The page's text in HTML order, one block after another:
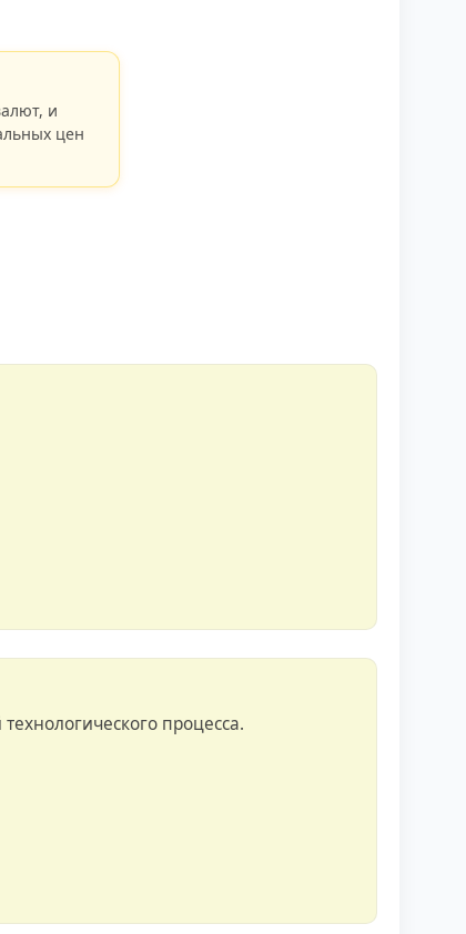
и
цен
процесса.